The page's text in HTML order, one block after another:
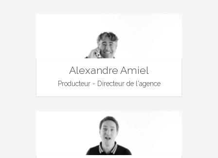
Alexandre Amiel
Producteur - Directeur de l'agence